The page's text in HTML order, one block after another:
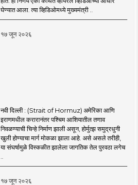
घेण्यात आला. त्या व्हिडिओमध्ये मुख्यमंत्री ..
१७ जून २०२६
नवी दिल्ली : (Strait of Hormuz) अमेरिका आणि
इराणमधील करारानंतर पश्चिम आशियातील तणाव
निवळण्याची चिन्हे निर्माण झाली असून, होर्मुत्झ समुद्रधुनी
खुली होण्याचा मार्ग मोकळा झाला आहे. असे असले तरीही,
या संघर्षामुळे विस्कळीत झालेला जागतिक तेल पुरवठा लगेच
१७ जून २०२६